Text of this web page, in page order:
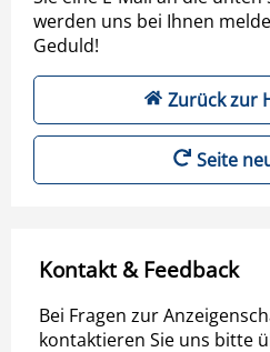
werden uns bei Ihnen
Geduld!
Zurück zur
Seite
Kontakt & Feedback
Bei Fragen zur
kontaktieren Sie uns bitte